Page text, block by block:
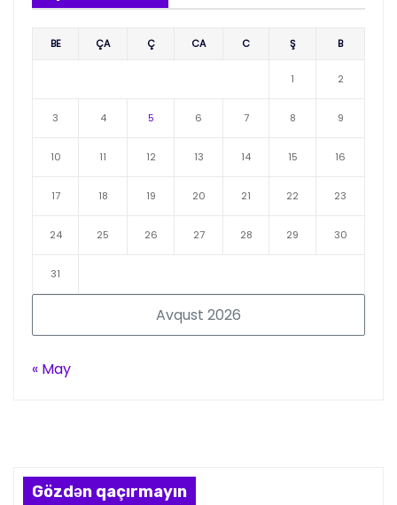
Avqust 2026
BE ÇA Ç CA C Ş B
1 2
3 4 5 6 7 8 9
10 11 12 13 14 15 16
17 18 19 20 21 22 23
24 25 26 27 28 29 30
31
« May
Gözdən qaçırmayın